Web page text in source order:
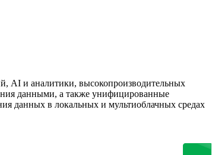
AI и аналитики, высокопроизводительных
данными, а также унифицированные
данных в локальных и мультиоблачных средах